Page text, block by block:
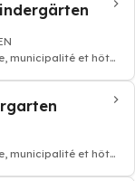
municipalité et hôtel
municipalité et hôtel